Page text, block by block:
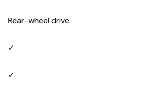
Rear-wheel drive
✓
✓